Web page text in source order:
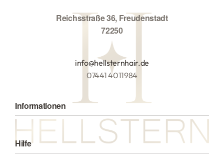
Reichsstraße 36, Freudenstadt
72250
info@hellsternhair.de
07441 4011984
Informationen
Versand
Hilfe